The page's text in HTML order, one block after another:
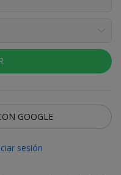
estés listo. Recuerda
GOOGLE
sesión